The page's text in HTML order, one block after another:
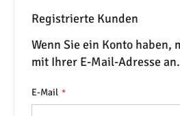
Registrierte Kunden
Wenn Sie ein Konto haben,
mit Ihrer E-Mail-Adresse an.
E-Mail